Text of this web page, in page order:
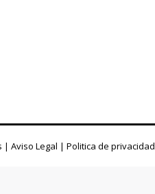
| Aviso Legal | Politica de privacidad